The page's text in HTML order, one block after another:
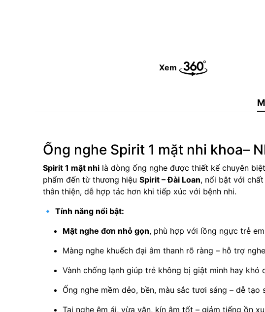
Xem
Ống nghe Spirit 1 mặt nhi khoa–
Spirit 1 mặt nhi là dòng ống nghe được thiết kế chuyên
phẩm đến từ thương hiệu Spirit – Đài Loan, nổi bật với
thân thiện, dễ hợp tác hơn khi tiếp xúc với bệnh nhi.
🔹 Tính năng nổi bật:
Mặt nghe đơn nhỏ gọn, phù hợp với lồng ngực trẻ
Màng nghe khuếch đại âm thanh rõ ràng – hỗ trợ
Vành chống lạnh giúp trẻ không bị giật mình hay khó
Ống nghe mềm dẻo, bền, màu sắc tươi sáng – dễ
Tai nghe êm ái, vừa vặn, kín âm tốt – giảm tiếng ồn